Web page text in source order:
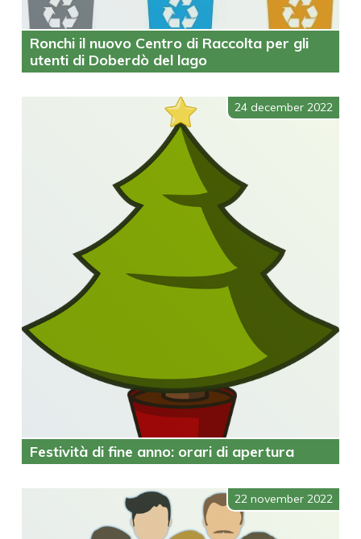
Ronchi il nuovo Centro di Raccolta per gli
utenti di Doberdò del lago
24 december 2022
Festività di fine anno: orari di apertura
22 november 2022